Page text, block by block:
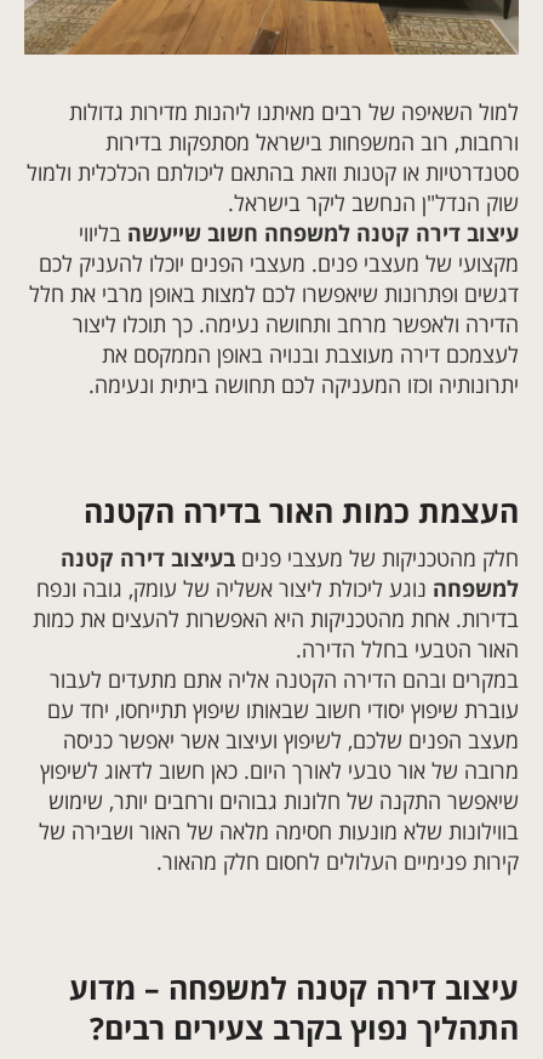
למול השאיפה של רבים מאיתנו ליהנות מדירות גדולות
ורחבות, רוב המשפחות בישראל מסתפקות בדירות
סטנדרטיות או קטנות וזאת בהתאם ליכולתם הכלכלית ולמול
שוק הנדל"ן הנחשב ליקר בישראל.
עיצוב דירה קטנה למשפחה חשוב שייעשה בליווי
מקצועי של מעצבי פנים. מעצבי הפנים יוכלו להעניק לכם
דגשים ופתרונות שיאפשרו לכם למצות באופן מרבי את חלל
הדירה ולאפשר מרחב ותחושה נעימה. כך תוכלו ליצור
לעצמכם דירה מעוצבת ובנויה באופן הממקסם את
יתרונותיה וכזו המעניקה לכם תחושה ביתית ונעימה.
העצמת כמות האור בדירה הקטנה
חלק מהטכניקות של מעצבי פנים בעיצוב דירה קטנה
למשפחה נוגע ליכולת ליצור אשליה של עומק, גובה ונפח
בדירות. אחת מהטכניקות היא האפשרות להעצים את כמות
האור הטבעי בחלל הדירה.
במקרים ובהם הדירה הקטנה אליה אתם מתעדים לעבור
עוברת שיפוץ יסודי חשוב שבאותו שיפוץ תתייחסו, יחד עם
מעצב הפנים שלכם, לשיפוץ ועיצוב אשר יאפשר כניסה
מרובה של אור טבעי לאורך היום. כאן חשוב לדאוג לשיפוץ
שיאפשר התקנה של חלונות גבוהים ורחבים יותר, שימוש
בווילונות שלא מונעות חסימה מלאה של האור ושבירה של
קירות פנימיים העלולים לחסום חלק מהאור.
עיצוב דירה קטנה למשפחה – מדוע
התהליך נפוץ בקרב צעירים רבים?